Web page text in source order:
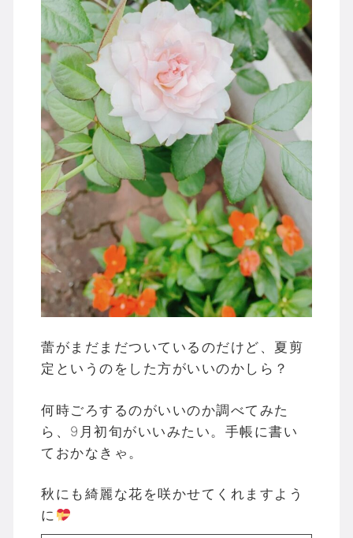
蕾がまだまだついているのだけど、夏剪
定というのをした方がいいのかしら？
何時ごろするのがいいのか調べてみた
ら、9月初旬がいいみたい。手帳に書い
ておかなきゃ。
秋にも綺麗な花を咲かせてくれますよう
に